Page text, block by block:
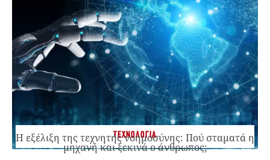
ΤΕΧΝΟΛΟΓΙΑ
Η εξέλιξη της τεχνητής νοημοσύνης: Πού σταματά η
μηχανή και ξεκινά ο άνθρωπος;